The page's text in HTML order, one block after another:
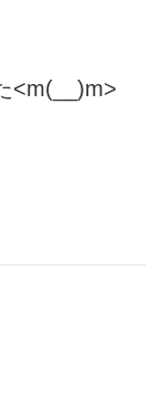
<m(__)m>